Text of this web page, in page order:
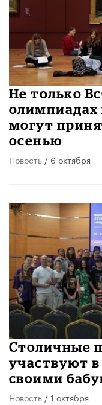
Не только
могут
осенью
Новость / 6 октября
Столичные
участвуют
своими
Новость / 1 октября